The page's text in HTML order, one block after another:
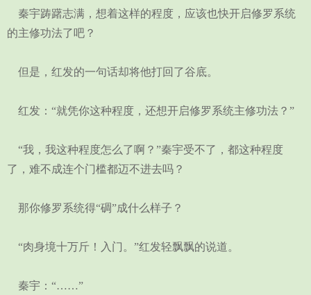
秦宇踌躇志满，想着这样的程度，应该也快开启修罗系统
的主修功法了吧？
但是，红发的一句话却将他打回了谷底。
红发：“就凭你这种程度，还想开启修罗系统主修功法？”
“我，我这种程度怎么了啊？”秦宇受不了，都这种程度
了，难不成连个门槛都迈不进去吗？
那你修罗系统得“碉”成什么样子？
“肉身境十万斤！入门。”红发轻飘飘的说道。
秦宇：“……”